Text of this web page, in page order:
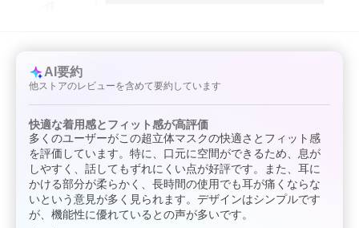
AI要約
他ストアのレビューを含めて要約しています
快適な着用感とフィット感が高評価
多くのユーザーがこの超立体マスクの快適さとフィット感
を評価しています。特に、口元に空間ができるため、息が
しやすく、話してもずれにくい点が好評です。また、耳に
かける部分が柔らかく、長時間の使用でも耳が痛くならな
いという意見が多く見られます。デザインはシンプルです
が、機能性に優れているとの声が多いです。